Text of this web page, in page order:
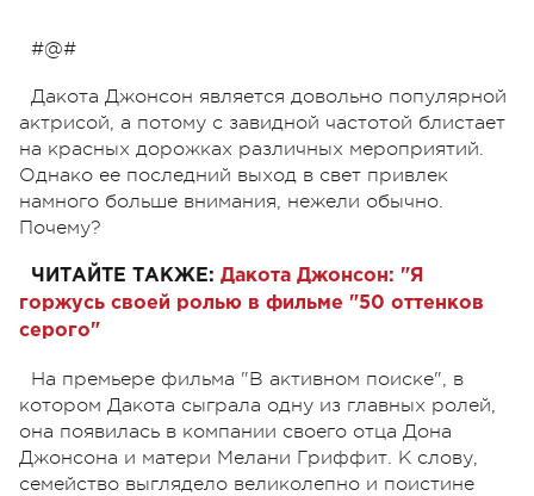
#@#
Дакота Джонсон является довольно популярной
актрисой, а потому с завидной частотой блистает
на красных дорожках различных мероприятий.
Однако ее последний выход в свет привлек
намного больше внимания, нежели обычно.
Почему?
ЧИТАЙТЕ ТАКЖЕ: Дакота Джонсон: "Я
горжусь своей ролью в фильме "50 оттенков
серого"
На премьере фильма "В активном поиске", в
котором Дакота сыграла одну из главных ролей,
она появилась в компании своего отца Дона
Джонсона и матери Мелани Гриффит. К слову,
семейство выглядело великолепно и поистине